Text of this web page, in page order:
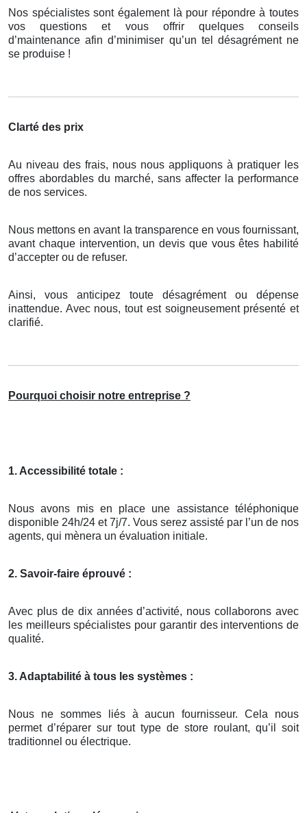
Nos spécialistes sont également là pour répondre à toutes
vos questions et vous offrir quelques conseils
d’maintenance afin d’minimiser qu’un tel désagrément ne
se produise !
Clarté des prix
Au niveau des frais, nous nous appliquons à pratiquer les
offres abordables du marché, sans affecter la performance
de nos services.
Nous mettons en avant la transparence en vous fournissant,
avant chaque intervention, un devis que vous êtes habilité
d’accepter ou de refuser.
Ainsi, vous anticipez toute désagrément ou dépense
inattendue. Avec nous, tout est soigneusement présenté et
clarifié.
Pourquoi choisir notre entreprise ?
1. Accessibilité totale :
Nous avons mis en place une assistance téléphonique
disponible 24h/24 et 7j/7. Vous serez assisté par l’un de nos
agents, qui mènera un évaluation initiale.
2. Savoir-faire éprouvé :
Avec plus de dix années d’activité, nous collaborons avec
les meilleurs spécialistes pour garantir des interventions de
qualité.
3. Adaptabilité à tous les systèmes :
Nous ne sommes liés à aucun fournisseur. Cela nous
permet d’réparer sur tout type de store roulant, qu’il soit
traditionnel ou électrique.